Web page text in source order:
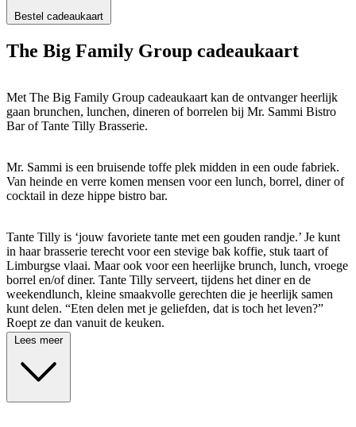
Bestel cadeaukaart
The Big Family Group cadeaukaart
Met The Big Family Group cadeaukaart kan de ontvanger heerlijk
gaan brunchen, lunchen, dineren of borrelen bij Mr. Sammi Bistro
Bar of Tante Tilly Brasserie.
Mr. Sammi is een bruisende toffe plek midden in een oude fabriek.
Van heinde en verre komen mensen voor een lunch, borrel, diner of
cocktail in deze hippe bistro bar.
Tante Tilly is ‘jouw favoriete tante met een gouden randje.’ Je kunt
in haar brasserie terecht voor een stevige bak koffie, stuk taart of
Limburgse vlaai. Maar ook voor een heerlijke brunch, lunch, vroege
borrel en/of diner. Tante Tilly serveert, tijdens het diner en de
weekendlunch, kleine smaakvolle gerechten die je heerlijk samen
kunt delen. “Eten delen met je geliefden, dat is toch het leven?”
Roept ze dan vanuit de keuken.
The Big Family Group Cadeaukaart is 2 jaar geldig en op te
waarderen van €20 tot €150.
Lees meer